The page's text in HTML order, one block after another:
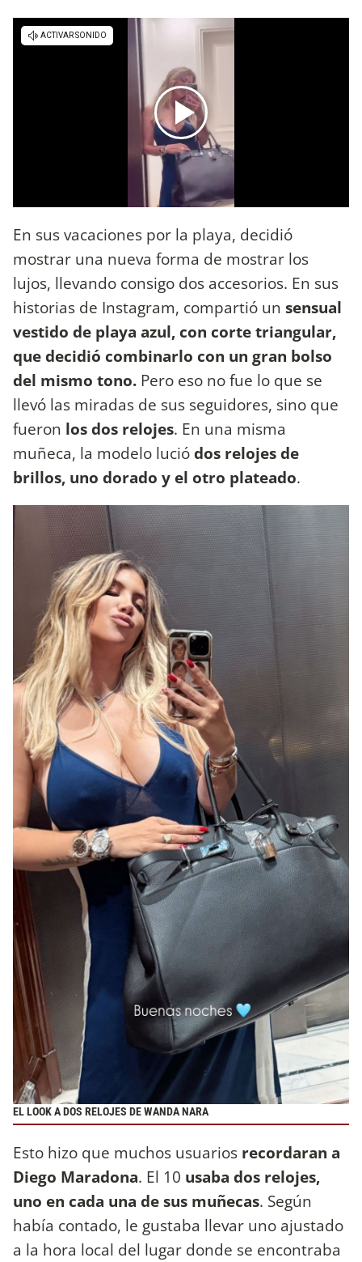
En sus vacaciones por la playa, decidió
mostrar una nueva forma de mostrar los
lujos, llevando consigo dos accesorios. En sus
historias de Instagram, compartió un sensual
vestido de playa azul, con corte triangular,
que decidió combinarlo con un gran bolso
del mismo tono. Pero eso no fue lo que se
llevó las miradas de sus seguidores, sino que
fueron los dos relojes. En una misma
muñeca, la modelo luciódos relojes de
brillos, uno dorado y el otro plateado.
EL LOOK A DOS RELOJES DE WANDA NARA
Esto hizo que muchos usuarios recordaran a
Diego Maradona. El 10 usaba dos relojes,
uno en cada una de sus muñecas. Según
había contado, le gustaba llevar uno ajustado
a la hora local del lugar donde se encontraba